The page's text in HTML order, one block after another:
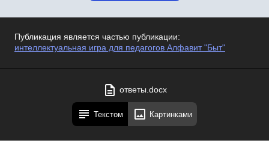
Публикация является частью публикации:
интеллектуальная игра для педагогов Алфавит "Быт"
ответы.docx
Текстом Картинками